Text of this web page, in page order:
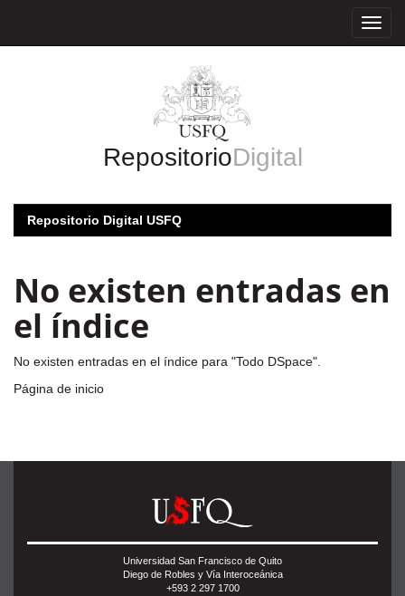
RepositorioDigital
Repositorio Digital USFQ
No existen entradas en
el índice
No existen entradas en el índice para "Todo DSpace".
Página de inicio
Universidad San Francisco de Quito
Diego de Robles y Vía Interoceánica
+593 2 297 1700